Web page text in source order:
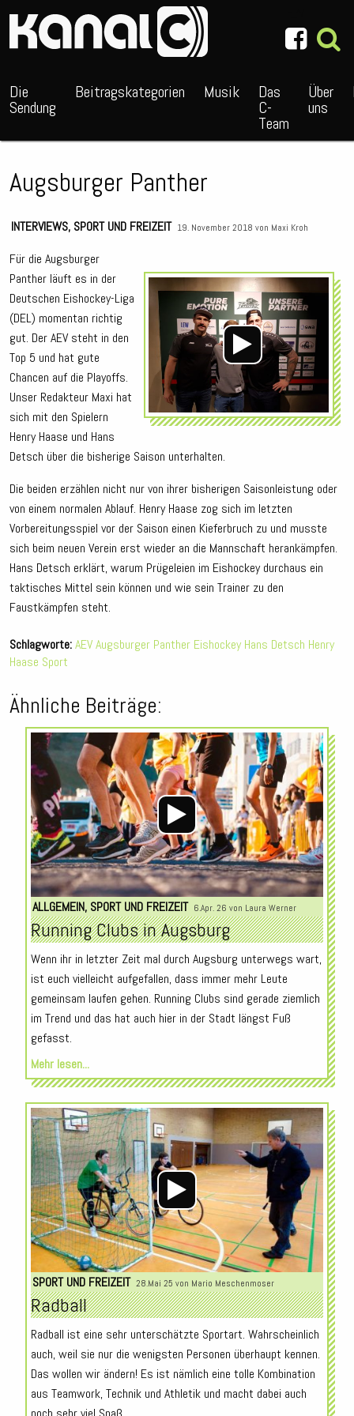
Die
Sendung
Beitragskategorien Musik Das
C-
Team
Über
uns
Augsburger Panther
INTERVIEWS, SPORT UND FREIZEIT 19. November 2018 von Maxi Kroh
Für die Augsburger
Panther läuft es in der
Deutschen Eishockey-Liga
(DEL) momentan richtig
gut. Der AEV steht in den
Top 5 und hat gute
Chancen auf die Playoffs.
Unser Redakteur Maxi hat
sich mit den Spielern
Henry Haase und Hans
Detsch über die bisherige Saison unterhalten.
Die beiden erzählen nicht nur von ihrer bisherigen Saisonleistung oder
von einem normalen Ablauf. Henry Haase zog sich im letzten
Vorbereitungsspiel vor der Saison einen Kieferbruch zu und musste
sich beim neuen Verein erst wieder an die Mannschaft herankämpfen.
Hans Detsch erklärt, warum Prügeleien im Eishockey durchaus ein
taktisches Mittel sein können und wie sein Trainer zu den
Faustkämpfen steht.
Schlagworte:AEVAugsburger Panther Eishockey Hans Detsch Henry
Haase Sport
Ähnliche Beiträge:
Audio-
Player
ALLGEMEIN, SPORT UND FREIZEIT 6.Apr. 26 von Laura Werner
Running Clubs in Augsburg
Wenn ihr in letzter Zeit mal durch Augsburg unterwegs wart,
ist euch vielleicht aufgefallen, dass immer mehr Leute
gemeinsam laufen gehen. Running Clubs sind gerade ziemlich
im Trend und das hat auch hier in der Stadt längst Fuß
gefasst.
Mehr lesen...
Audio-
Player
SPORT UND FREIZEIT 28.Mai 25 von Mario Meschenmoser
Radball
Radball ist eine sehr unterschätzte Sportart. Wahrscheinlich
auch, weil sie nur die wenigsten Personen überhaupt kennen.
Das wollen wir ändern! Es ist nämlich eine tolle Kombination
aus Teamwork, Technik und Athletik und macht dabei auch